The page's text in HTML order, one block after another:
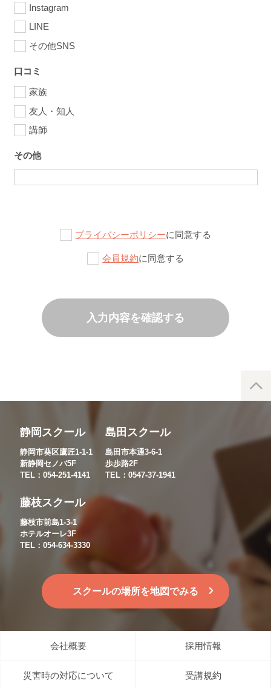
Instagram
LINE
その他SNS
口コミ
家族
友人・知人
講師
その他
プライバシーポリシーに同意する
会員規約に同意する
入力内容を確認する
静岡スクール
静岡市葵区鷹匠1-1-1
新静岡セノバ5F
TEL：054-251-4141
島田スクール
島田市本通3-6-1
歩歩路2F
TEL：0547-37-1941
藤枝スクール
藤枝市前島1-3-1
ホテルオーレ3F
TEL：054-634-3330
スクールの場所を地図でみる
会社概要 採用情報
災害時の対応について 受講規約